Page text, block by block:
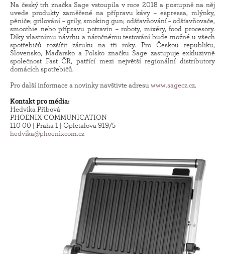
Na český trh značka Sage vstoupila v roce 2018 a postupně na něj
uvede produkty zaměřené na přípravu kávy – espressa, mlýnky,
pěniče; grilování – grily, smoking gun; odšťavňování – odšťavňovače,
smoothie nebo přípravu potravin – roboty, mixéry, food procesory.
Díky vlastnímu návrhu a náročnému testování bude možné u všech
spotřebičů rozšířit záruku na tři roky. Pro Českou republiku,
Slovensko, Maďarsko a Polsko značku Sage zastupuje exkluzivně
společnost Fast ČR, patřící mezi největší regionální distributory
domácích spotřebičů.
Pro další informace a novinky navštivte adresuwww.sagecz.cz.
Kontakt pro média:
Hedvika Přibová
PHOENIX COMMUNICATION
110 00 | Praha 1 | Opletalova 919/5
hedvika@phoenixcom.cz